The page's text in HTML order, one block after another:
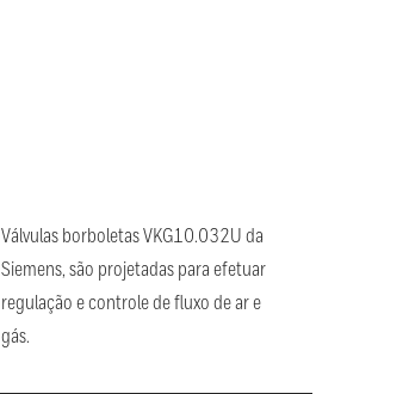
Válvulas borboletas VKG10.032U da
Siemens, são projetadas para efetuar
regulação e controle de fluxo de ar e
gás.